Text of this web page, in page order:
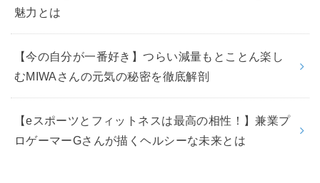
魅力とは
【今の自分が一番好き】つらい減量もとことん楽し
むMIWAさんの元気の秘密を徹底解剖
【eスポーツとフィットネスは最高の相性！】兼業プ
ロゲーマーGさんが描くヘルシーな未来とは